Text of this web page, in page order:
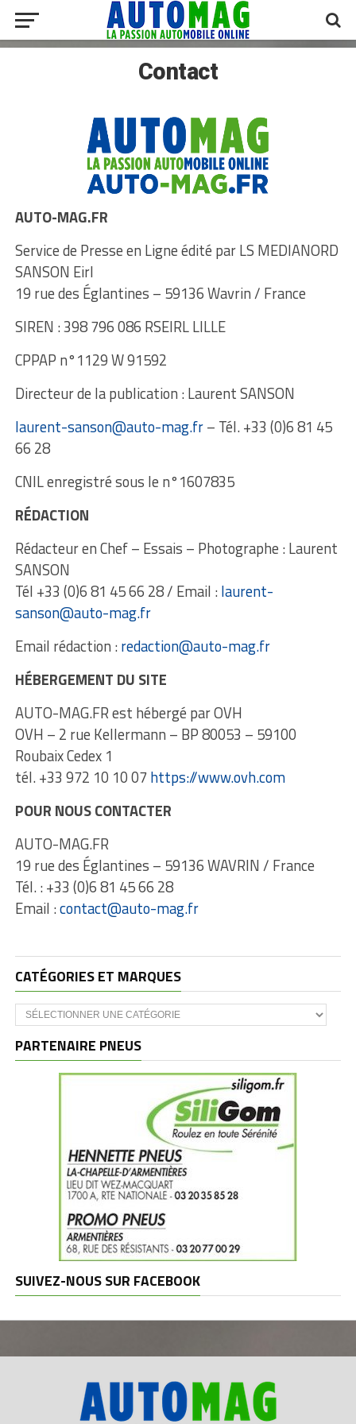
Contact
AUTO-MAG.FR
Service de Presse en Ligne édité par LS MEDIANORD
SANSON Eirl
19 rue des Églantines – 59136 Wavrin / France
SIREN : 398 796 086 RSEIRL LILLE
CPPAP n°1129 W 91592
Directeur de la publication : Laurent SANSON
laurent-sanson@auto-mag.fr– Tél. +33 (0)6 81 45
66 28
CNIL enregistré sous le n°1607835
RÉDACTION
Rédacteur en Chef – Essais – Photographe : Laurent
SANSON
Tél +33 (0)6 81 45 66 28 / Email :laurent-
sanson@auto-mag.fr
Email rédaction :redaction@auto-mag.fr
HÉBERGEMENT DU SITE
AUTO-MAG.FR est hébergé par OVH
OVH – 2 rue Kellermann – BP 80053 – 59100
Roubaix Cedex 1
tél. +33 972 10 10 07https://www.ovh.com
POUR NOUS CONTACTER
AUTO-MAG.FR
19 rue des Églantines – 59136 WAVRIN / France
Tél. : +33 (0)6 81 45 66 28
Email :contact@auto-mag.fr
CATÉGORIES ET MARQUES
Catégories
et
PARTENAIRE PNEUS
SUIVEZ-NOUS SUR FACEBOOK